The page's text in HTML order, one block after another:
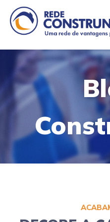
Quem somos
Lojas
Contato
Argamassas e Rejuntes
Balcões de Banheiro
Ferramentas
Impermeabilizantes